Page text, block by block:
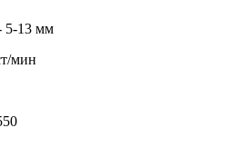
5-13 мм
мин